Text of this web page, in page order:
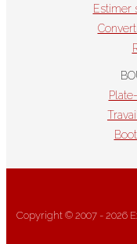
Estimer
Copyright © 2007 - 2026